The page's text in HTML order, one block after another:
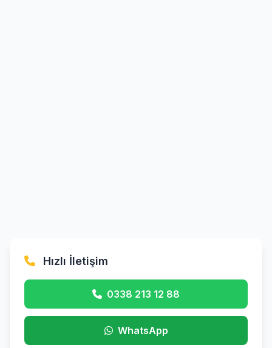
Hızlı İletişim
0338 213 12 88
WhatsApp